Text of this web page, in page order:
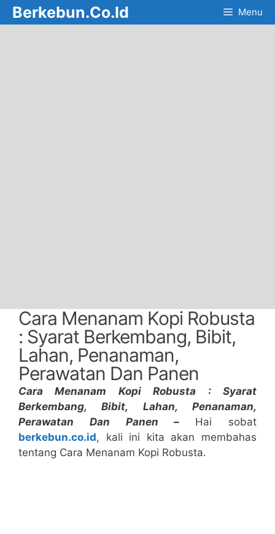
Skip
to
Berkebun.Co.Id Menu
Cara Menanam Kopi Robusta
: Syarat Berkembang, Bibit,
Lahan, Penanaman,
Perawatan Dan Panen
Cara Menanam Kopi Robusta : Syarat
Berkembang, Bibit, Lahan, Penanaman,
Perawatan Dan Panen – Hai sobat
berkebun.co.id, kali ini kita akan membahas
tentang Cara Menanam Kopi Robusta.